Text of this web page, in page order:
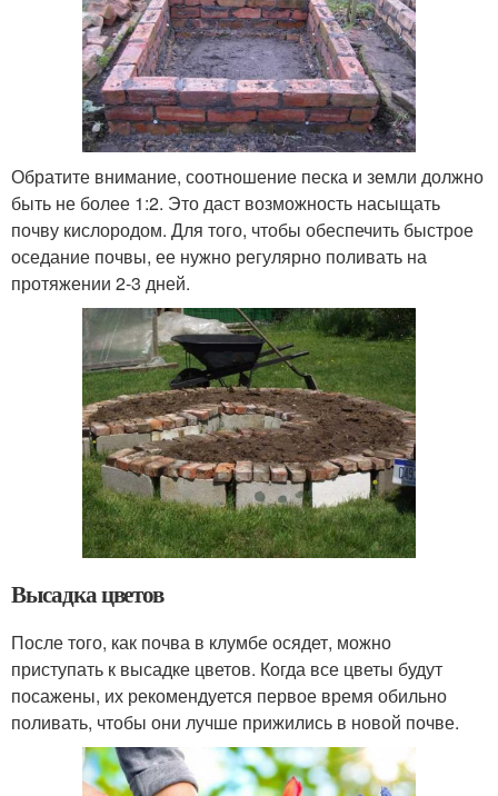
Обратите внимание, соотношение песка и земли должно
быть не более 1:2. Это даст возможность насыщать
почву кислородом. Для того, чтобы обеспечить быстрое
оседание почвы, ее нужно регулярно поливать на
протяжении 2-3 дней.
Высадка цветов
После того, как почва в клумбе осядет, можно
приступать к высадке цветов. Когда все цветы будут
посажены, их рекомендуется первое время обильно
поливать, чтобы они лучше прижились в новой почве.